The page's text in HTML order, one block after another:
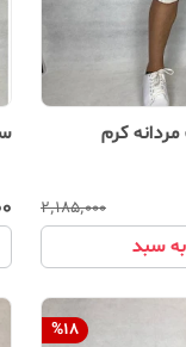
کرم
۲٬۱۸۵٬۰۰۰
سبد
%18